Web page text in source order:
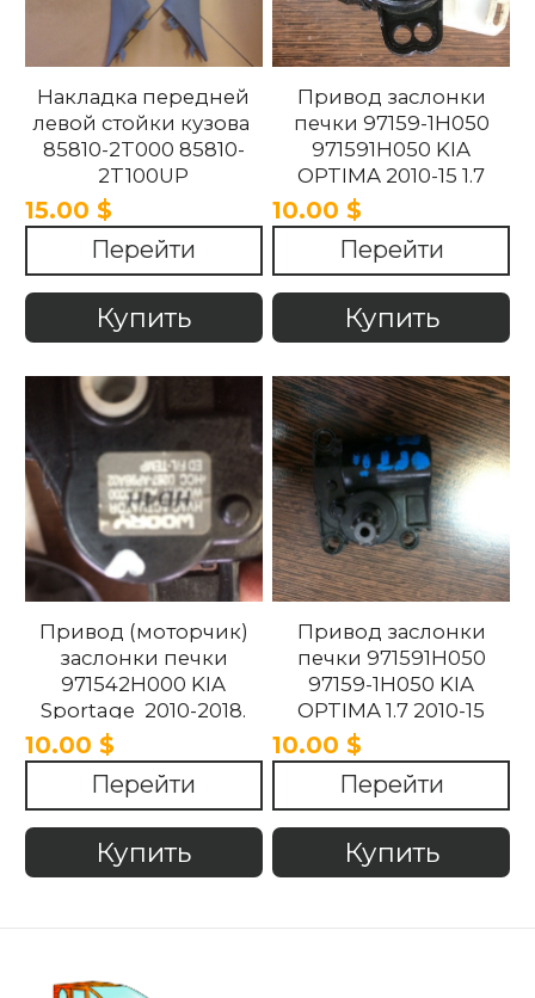
Накладка передней
левой стойки кузова
85810-2T000 85810-
2T100UP
858102T100UP
858102T000 Kia
Optima 2010 -2015.
15.00 $
Перейти
Купить
Привод заслонки
печки 97159-1H050
971591H050 KIA
OPTIMA 2010-15 1.7
10.00 $
Перейти
Купить
Привод (моторчик)
заслонки печки
971542H000 KIA
Sportage 2010-2018.
10.00 $
Перейти
Купить
Привод заслонки
печки 971591H050
97159-1H050 KIA
OPTIMA 1.7 2010-15
10.00 $
Перейти
Купить